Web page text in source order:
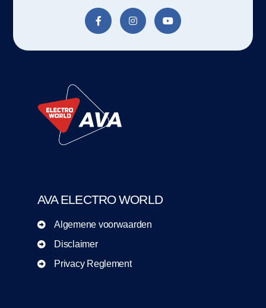
AVA ELECTRO WORLD
Algemene voorwaarden
Disclaimer
Privacy Reglement